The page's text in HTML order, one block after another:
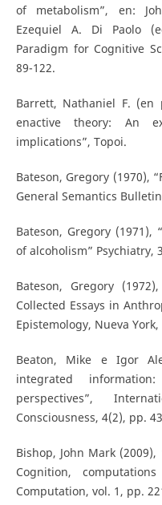
of metabolism”, en:
Ezequiel A. Di Paolo
Paradigm for Cognitive
89-122.
Barrett, Nathaniel F.
enactive theory: An
implications”, Topoi.
Bateson, Gregory (1970),
General Semantics
Bateson, Gregory
of alcoholism” Psychiatry,
Bateson, Gregory
Collected Essays in
Epistemology, Nueva
Beaton, Mike e Igor
integrated
perspectives”,
Consciousness, 4(2), pp.
Bishop, John Mark
Cognition,
Computation, vol. 1, pp.